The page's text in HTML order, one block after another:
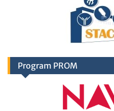
Program PROM